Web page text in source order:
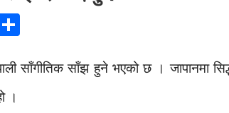
X
साँगीतिक साँझ हुने भएको छ । जापानमा
।